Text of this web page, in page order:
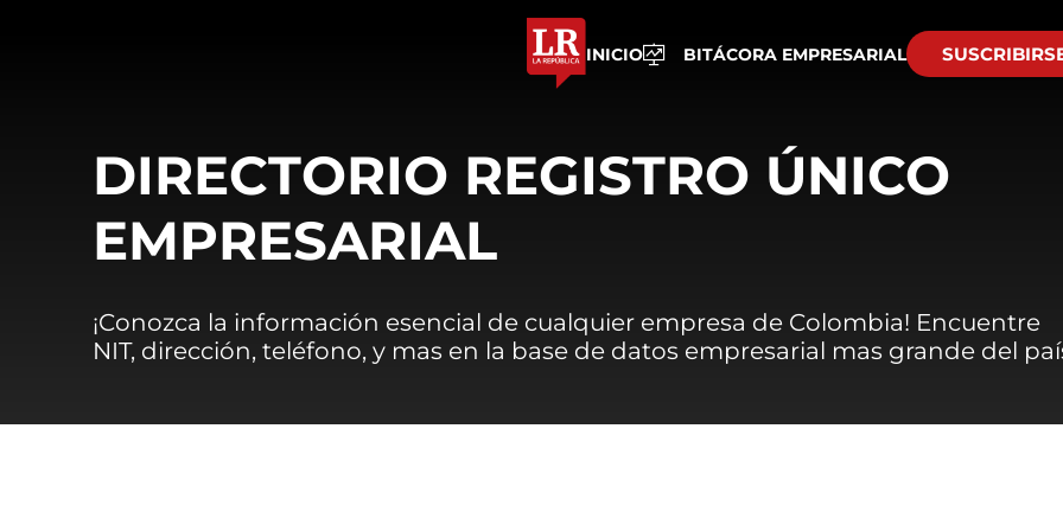
INICIO BITÁCORA EMPRESARIAL
DIRECTORIO REGISTRO ÚNICO
EMPRESARIAL
¡Conozca la información esencial de cualquier empresa de Colombia! Encuentre
NIT, dirección, teléfono, y mas en la base de datos empresarial mas grande del